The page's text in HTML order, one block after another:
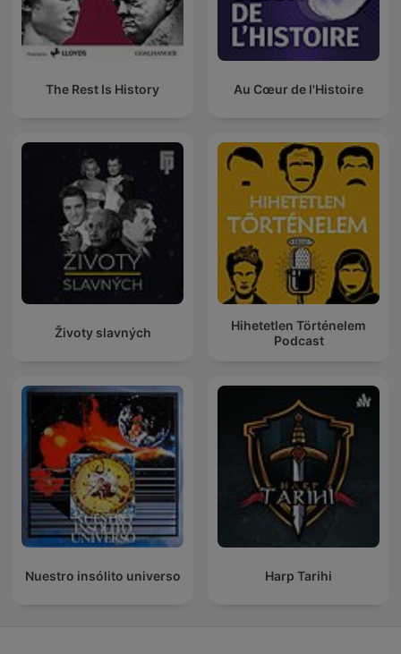
The Rest Is History Au Cœur de l'Histoire
Životy slavných
Hihetetlen Történelem
Podcast
Nuestro insólito universo Harp Tarihi